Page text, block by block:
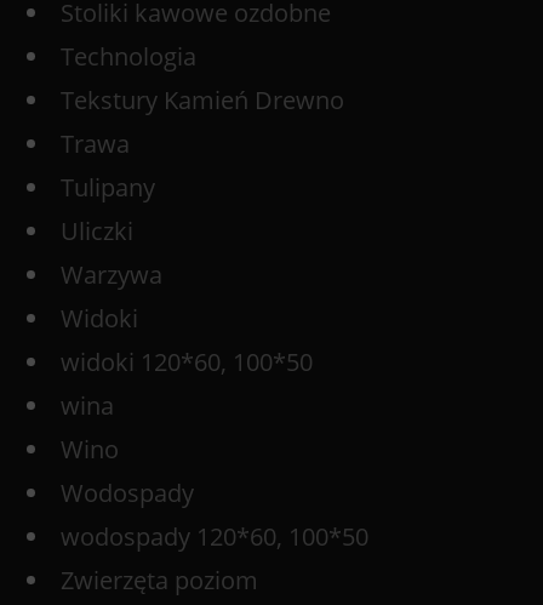
Stoliki kawowe ozdobne
Technologia
Tekstury Kamień Drewno
Trawa
Tulipany
Uliczki
Warzywa
Widoki
widoki 120*60, 100*50
wina
Wino
Wodospady
wodospady 120*60, 100*50
Zwierzęta poziom